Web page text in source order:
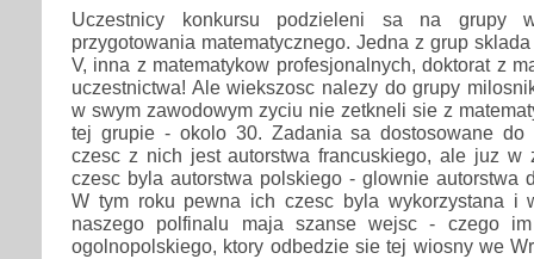
Uczestnicy konkursu podzieleni sa na grupy
przygotowania matematycznego. Jedna z grup
V, inna z matematykow profesjonalnych, doktorat z
uczestnictwa! Ale wiekszosc nalezy do grupy
w swym zawodowym zyciu nie zetkneli sie z
tej grupie - okolo 30. Zadania sa dostosowane do
czesc z nich jest autorstwa francuskiego, ale juz w
czesc byla autorstwa polskiego - glownie autorstwa
W tym roku pewna ich czesc byla wykorzystana i
naszego polfinalu maja szanse wejsc - czego
ogolnopolskiego, ktory odbedzie sie tej wiosny we